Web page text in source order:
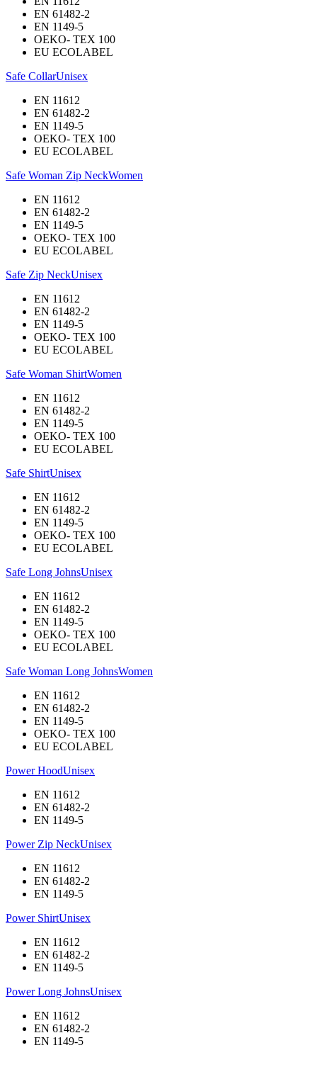
EN 61482-2
EN 1149-5
OEKO- TEX 100
EU ECOLABEL
Safe CollarUnisex
EN 11612
EN 61482-2
EN 1149-5
OEKO- TEX 100
EU ECOLABEL
Safe Woman Zip NeckWomen
EN 11612
EN 61482-2
EN 1149-5
OEKO- TEX 100
EU ECOLABEL
Safe Zip NeckUnisex
EN 11612
EN 61482-2
EN 1149-5
OEKO- TEX 100
EU ECOLABEL
Safe Woman ShirtWomen
EN 11612
EN 61482-2
EN 1149-5
OEKO- TEX 100
EU ECOLABEL
Safe ShirtUnisex
EN 11612
EN 61482-2
EN 1149-5
OEKO- TEX 100
EU ECOLABEL
Safe Long JohnsUnisex
EN 11612
EN 61482-2
EN 1149-5
OEKO- TEX 100
EU ECOLABEL
Safe Woman Long JohnsWomen
EN 11612
EN 61482-2
EN 1149-5
OEKO- TEX 100
EU ECOLABEL
Power HoodUnisex
EN 11612
EN 61482-2
EN 1149-5
Power Zip NeckUnisex
EN 11612
EN 61482-2
EN 1149-5
Power ShirtUnisex
EN 11612
EN 61482-2
EN 1149-5
Power Long JohnsUnisex
EN 11612
EN 61482-2
EN 1149-5